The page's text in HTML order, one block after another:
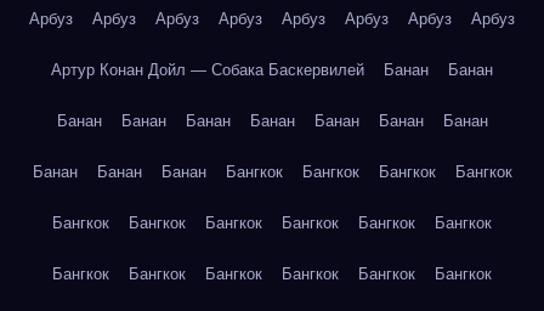
Арбуз Арбуз Арбуз Арбуз Арбуз Арбуз Арбуз Арбуз
Артур Конан Дойл — Собака Баскервилей Банан Банан
Банан Банан Банан Банан Банан Банан Банан
Банан Банан Банан Бангкок Бангкок Бангкок Бангкок
Бангкок Бангкок Бангкок Бангкок Бангкок Бангкок
Бангкок Бангкок Бангкок Бангкок Бангкок Бангкок